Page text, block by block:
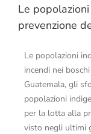
Le
prevenzione
Le popolazioni
incendi nei
Guatemala, gli
popolazioni
per la lotta alla
visto negli ultimi